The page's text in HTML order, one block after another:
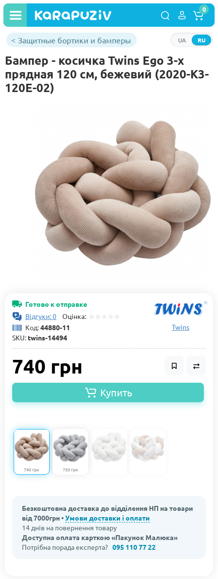
RU
UA
0
Защитные бортики и бамперы
Бампер - косичка Twins Ego 3-х
прядная 120 см, бежевий (2020-K3-
120E-02)
Готово к отправке
Відгуки: 0 Оцінка:
Код:44880-11
SKU: twins-14494
Twins
740 грн
Купить
740 грн 750 грн
Безкоштовна доставка до відділення НП на товари
від 7000грн •Умови доставки і оплати
14 днів на повернення товару
Доступна оплата карткою «Пакунок Малюка»
Потрібна порада експерта? 095 110 77 22